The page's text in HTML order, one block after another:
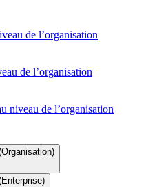
de l’organisation
de l’organisation
niveau de l’organisation